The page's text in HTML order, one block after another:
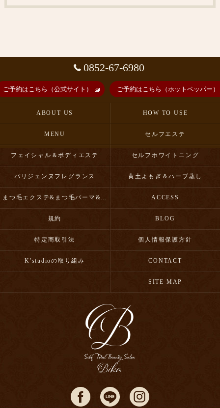
0852-67-6980
ご予約はこちら（公式サイト） ご予約はこちら（ホットペッパー）
ABOUT US HOW TO USE
MENU セルフエステ
フェイシャル＆ボディエステ セルフホワイトニング
パリジェンヌフレグランス 黄土よもぎ＆ハーブ蒸し
まつ毛エクステ&まつ毛パーマ&眉毛スタイリング ACCESS
規約 BLOG
特定商取引法 個人情報保護方針
K'studioの取り組み CONTACT
SITE MAP